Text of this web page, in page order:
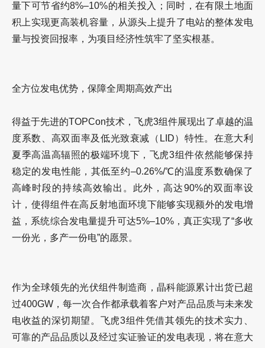
量下可节省约8%–10%的相关投入；同时，在有限土地面
积上实现更高装机容量，从源头上提升了电站的整体发电
量与投资回报率，为项目经济性筑牢了坚实根基。
全方位发电优势，保障全周期高效产出
得益于先进的TOPCon技术，飞虎3组件展现出了卓越的温
度系数、高双面率及低光致衰减（LID）特性。在意大利
夏季高温高辐照的极端环境下，飞虎3组件依然能够保持
稳定的发电性能，其低至约–0.26%/℃的温度系数确保了
高峰时段的持续高效输出。此外，高达90%的双面率设
计，使得组件在高反射地面环境下能够实现额外的发电增
益，系统综合发电量提升可达5%–10%，真正实现了“多收
一份光，多产一份电”的愿景。
作为全球领先的光伏组件制造商，晶科能源累计出货已超
过400GW，每一次合作都承载着客户对产品品质与未来发
电收益的深切期望。飞虎3组件凭借其领先的技术实力、
可靠的产品品质以及经过实证验证的发电表现，将在意大